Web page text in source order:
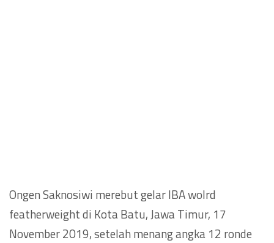
Ongen Saknosiwi merebut gelar IBA wolrd
featherweight di Kota Batu, Jawa Timur, 17
November 2019, setelah menang angka 12 ronde